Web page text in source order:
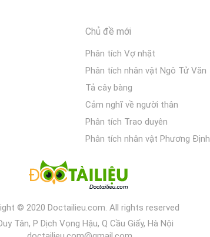
Chủ đề mới
Phân tích Vợ nhặt
Phân tích nhân vật Ngô Tử Văn
Tả cây bàng
Cảm nghĩ về người thân
Phân tích Trao duyên
Phân tích nhân vật Phương Định
© 2020 Doctailieu.com. All rights reserved
Tân, P Dịch Vọng Hậu, Q Cầu Giấy, Hà Nội